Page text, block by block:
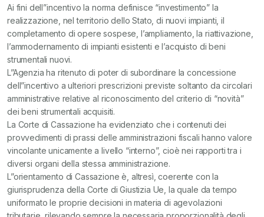
Ai fini dell”incentivo la norma definisce “investimento” la
realizzazione, nel territorio dello Stato, di nuovi impianti, il
completamento di opere sospese, l’ampliamento, la riattivazione,
l’ammodernamento di impianti esistenti e l’acquisto di beni
strumentali nuovi.
L”Agenzia ha ritenuto di poter di subordinare la concessione
dell”incentivo a ulteriori prescrizioni previste soltanto da circolari
amministrative relative al riconoscimento del criterio di “novità”
dei beni strumentali acquisiti.
La Corte di Cassazione ha evidenziato che i contenuti dei
provvedimenti di prassi delle amministrazioni fiscali hanno valore
vincolante unicamente a livello “interno”, cioè nei rapporti tra i
diversi organi della stessa amministrazione.
L”orientamento di Cassazione è, altresì, coerente con la
giurisprudenza della Corte di Giustizia Ue, la quale da tempo
uniformato le proprie decisioni in materia di agevolazioni